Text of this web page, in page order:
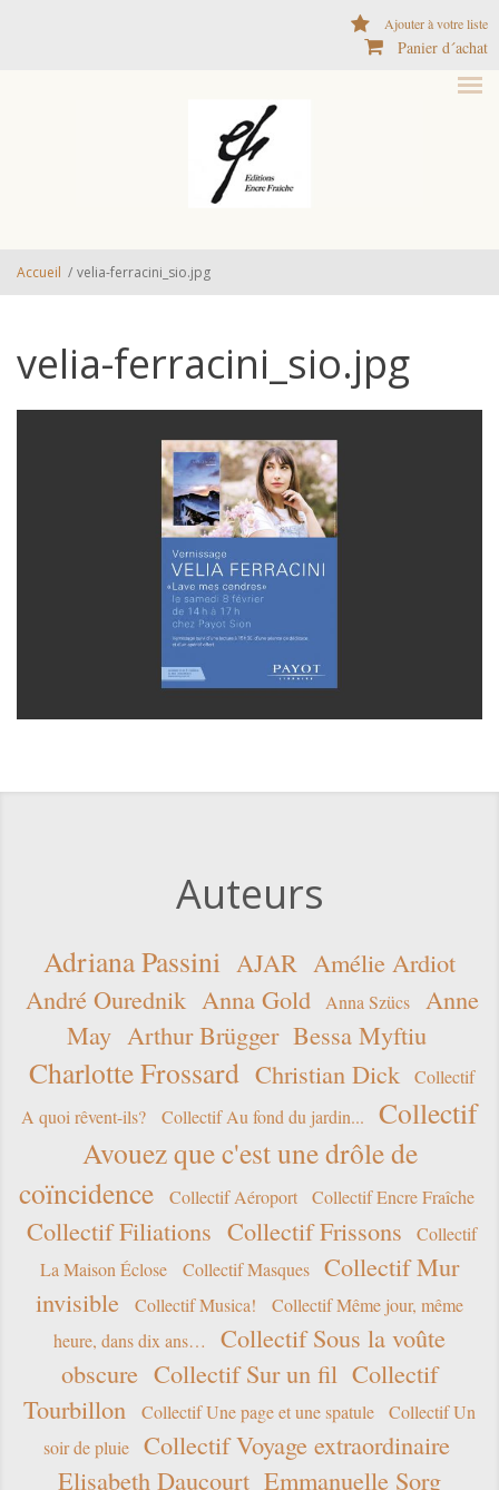
Ajouter à votre liste
Panier d´achat
Accueil / velia-ferracini_sio.jpg
velia-ferracini_sio.jpg
Auteurs
Adriana Passini AJAR Amélie Ardiot
André Ourednik Anna Gold Anna Szücs
Anne
May Arthur Brügger Bessa Myftiu
Charlotte Frossard Christian Dick
Collectif
A quoi rêvent-ils?
Collectif Au fond du jardin...
Collectif
Avouez que c'est une drôle de
coïncidence
Collectif Aéroport Collectif Encre Fraîche
Collectif Filiations Collectif Frissons
Collectif
La Maison Éclose
Collectif Masques
Collectif Mur
invisible
Collectif Musica!
Collectif Même jour, même
heure, dans dix ans…
Collectif Sous la voûte
obscure Collectif Sur un fil Collectif
Tourbillon
Collectif Une page et une spatule
Collectif Un
soir de pluie
Collectif Voyage extraordinaire
Elisabeth Daucourt Emmanuelle Sorg